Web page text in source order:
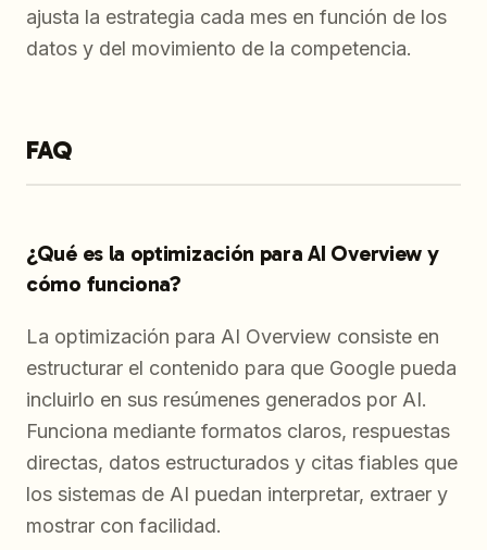
ajusta la estrategia cada mes en función de los
datos y del movimiento de la competencia.
FAQ
¿Qué es la optimización para AI Overview y
cómo funciona?
La optimización para AI Overview consiste en
estructurar el contenido para que Google pueda
incluirlo en sus resúmenes generados por AI.
Funciona mediante formatos claros, respuestas
directas, datos estructurados y citas fiables que
los sistemas de AI puedan interpretar, extraer y
mostrar con facilidad.